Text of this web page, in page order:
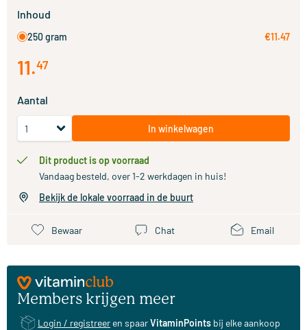
Inhoud
250 gram €11.47
11.47
Aantal
In winkelwagen
Dit product is op voorraad
Vandaag besteld, over 1-2 werkdagen in huis!
Bekijk de lokale voorraad in de buurt
Bewaar Chat Email
Members krijgen meer
Login / registreer en spaarVitaminPoints bij elke aankoop